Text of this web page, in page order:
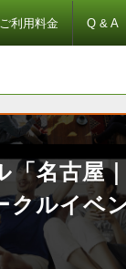
ご利用料金 Q & A
「名古屋
クルイベ